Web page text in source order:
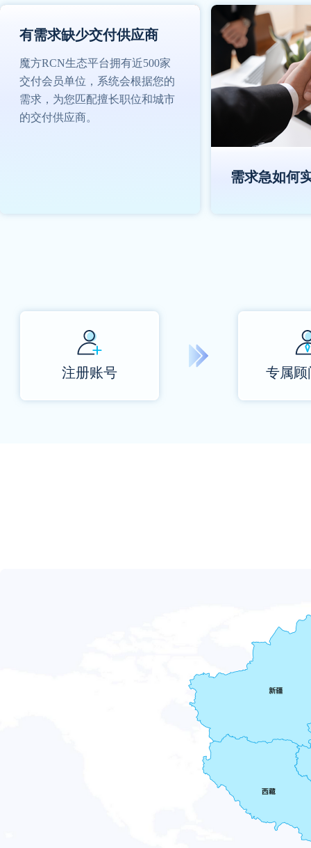
有需求缺少交付供应商
魔方RCN生态平台拥有近500家
交付会员单位，系统会根据您的
需求，为您匹配擅长职位和城市
的交付供应商。
需求急如何
注册账号 专属顾